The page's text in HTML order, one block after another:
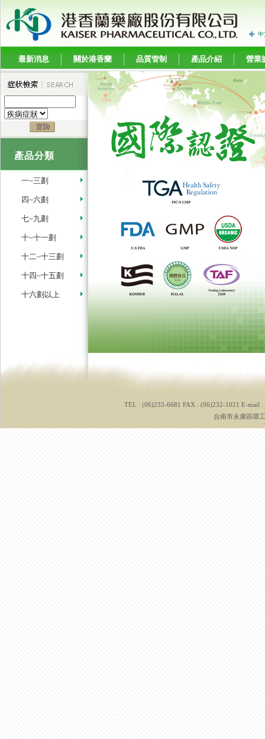
中
最新消息 關於港香蘭 品質管制 產品介紹 營業
產品分類
一~三劃
四~六劃
七~九劃
十~十一劃
十二~十三劃
十四~十五劃
十六劃以上
TEL : (06)233-6681 FAX : (06)232-1021 E-mail :
台南市永康區環